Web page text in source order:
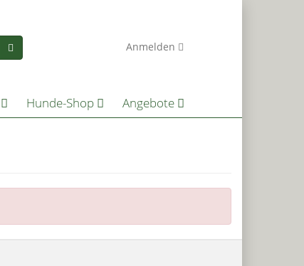
Anmelden
Hunde-Shop Angebote